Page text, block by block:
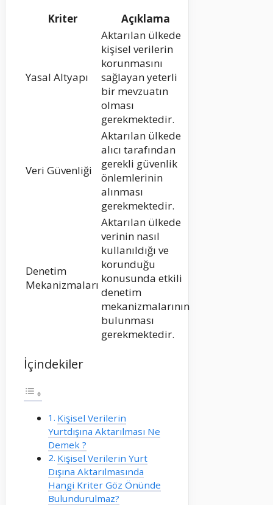
Kriter
Açıklama
Yasal Altyapı
Aktarılan ülkede
kişisel verilerin
korunmasını
sağlayan yeterli
bir mevzuatın
olması
gerekmektedir.
Veri Güvenliği
Aktarılan ülkede
alıcı tarafından
gerekli güvenlik
önlemlerinin
alınması
gerekmektedir.
Denetim
Mekanizmaları
Aktarılan ülkede
verinin nasıl
kullanıldığı ve
korunduğu
konusunda etkili
denetim
mekanizmalarının
bulunması
gerekmektedir.
İçindekiler
Kişisel Verilerin
Yurtdışına Aktarılması Ne
Demek ?
Kişisel Verilerin Yurt
Dışına Aktarılmasında
Hangi Kriter Göz Önünde
Bulundurulmaz?